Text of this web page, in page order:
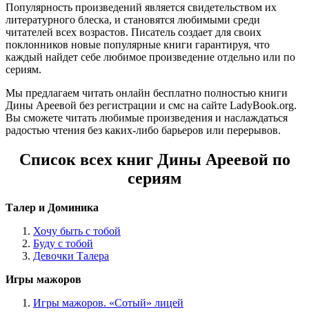
Популярность произведений является свидетельством их
литературного блеска, и становятся любимыми среди
читателей всех возрастов. Писатель создает для своих
поклонников новые популярные книги гарантируя, что
каждый найдет себе любимое произведение отдельно или по
сериям.
Мы предлагаем читать онлайн бесплатно полностью книги
Дины Ареевой без регистрации и смс на сайте LadyBook.org.
Вы сможете читать любимые произведения и наслаждаться
радостью чтения без каких-либо барьеров или перерывов.
Список всех книг Дины Ареевой по
сериям
Талер и Доминика
Хочу быть с тобой
Буду с тобой
Девочки Талера
Игры мажоров
Игры мажоров. «Сотый» лицей